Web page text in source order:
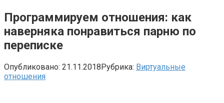
Программируем отношения: как
наверняка понравиться парню по
переписке
Опубликовано: 21.11.2018Рубрика: Виртуальные
отношения